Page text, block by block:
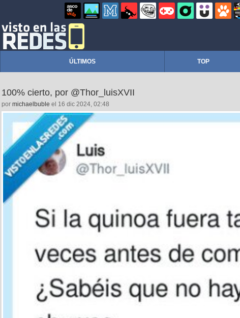
ÚLTIMOS TOP
100% cierto, por @Thor_luisXVII
por michaelbuble el 16 dic 2024, 02:48